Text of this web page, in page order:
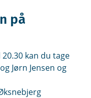
på
kan du tage
Jørn Jensen og